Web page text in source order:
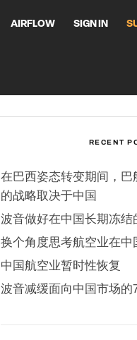
AIRFLOW SIGN IN
RECENT
在巴西姿态转变期间，巴
的战略取决于中国
波音做好在中国长期冻结
换个角度思考航空业在中
中国航空业暂时性恢复
波音减缓面向中国市场的